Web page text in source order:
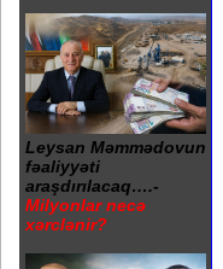
Leysan Məmmədovun
fəaliyyəti
araşdırılacaq….-
Milyonlar necə
xərclənir?